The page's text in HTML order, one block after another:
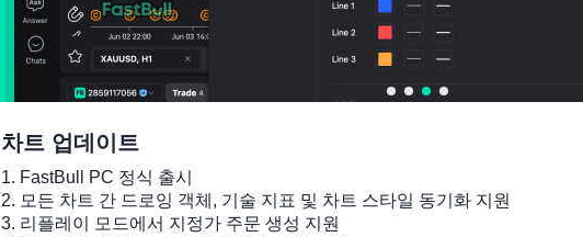
차트 업데이트
1. FastBull PC 정식 출시
2. 모든 차트 간 드로잉 객체, 기술 지표 및 차트 스타일 동기화 지원
3. 리플레이 모드에서 지정가 주문 생성 지원